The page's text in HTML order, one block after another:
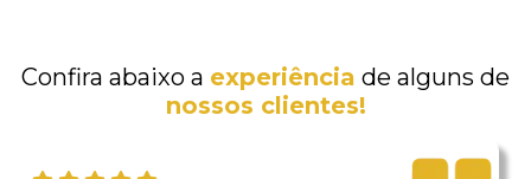
Confira abaixo a experiência de alguns de
nossos clientes!